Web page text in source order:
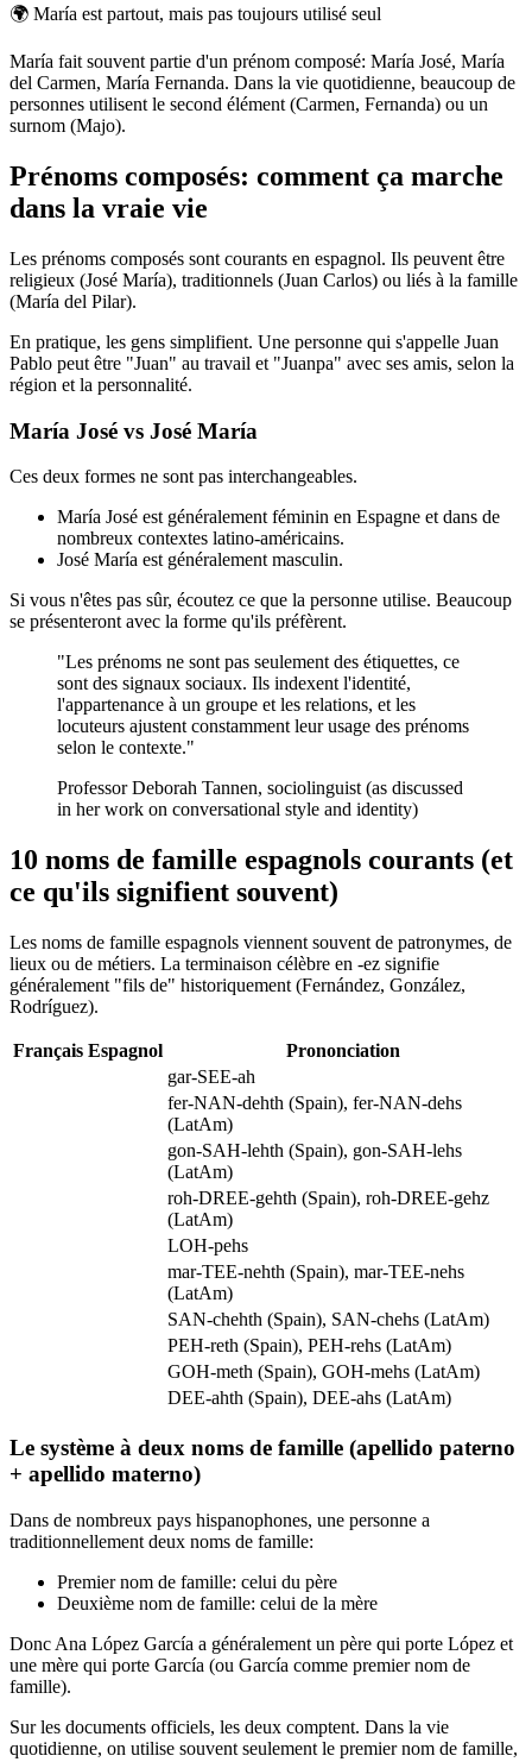
🌍 María est partout, mais pas toujours utilisé seul
María fait souvent partie d'un prénom composé: María José, María
del Carmen, María Fernanda. Dans la vie quotidienne, beaucoup de
personnes utilisent le second élément (Carmen, Fernanda) ou un
surnom (Majo).
Prénoms composés: comment ça marche
dans la vraie vie
Les prénoms composés sont courants en espagnol. Ils peuvent être
religieux (José María), traditionnels (Juan Carlos) ou liés à la famille
(María del Pilar).
En pratique, les gens simplifient. Une personne qui s'appelle Juan
Pablo peut être "Juan" au travail et "Juanpa" avec ses amis, selon la
région et la personnalité.
María José vs José María
Ces deux formes ne sont pas interchangeables.
María José est généralement féminin en Espagne et dans de
nombreux contextes latino-américains.
José María est généralement masculin.
Si vous n'êtes pas sûr, écoutez ce que la personne utilise. Beaucoup
se présenteront avec la forme qu'ils préfèrent.
"Les prénoms ne sont pas seulement des étiquettes, ce
sont des signaux sociaux. Ils indexent l'identité,
l'appartenance à un groupe et les relations, et les
locuteurs ajustent constamment leur usage des prénoms
selon le contexte."
Professor Deborah Tannen, sociolinguist (as discussed
in her work on conversational style and identity)
10 noms de famille espagnols courants (et
ce qu'ils signifient souvent)
Les noms de famille espagnols viennent souvent de patronymes, de
lieux ou de métiers. La terminaison célèbre en -ez signifie
généralement "fils de" historiquement (Fernández, González,
Rodríguez).
Français Espagnol
Prononciation
gar-SEE-ah
fer-NAN-dehth (Spain), fer-NAN-dehs
(LatAm)
gon-SAH-lehth (Spain), gon-SAH-lehs
(LatAm)
roh-DREE-gehth (Spain), roh-DREE-gehz
(LatAm)
LOH-pehs
mar-TEE-nehth (Spain), mar-TEE-nehs
(LatAm)
SAN-chehth (Spain), SAN-chehs (LatAm)
PEH-reth (Spain), PEH-rehs (LatAm)
GOH-meth (Spain), GOH-mehs (LatAm)
DEE-ahth (Spain), DEE-ahs (LatAm)
Le système à deux noms de famille (apellido paterno
+ apellido materno)
Dans de nombreux pays hispanophones, une personne a
traditionnellement deux noms de famille:
Premier nom de famille: celui du père
Deuxième nom de famille: celui de la mère
Donc Ana López García a généralement un père qui porte López et
une mère qui porte García (ou García comme premier nom de
famille).
Sur les documents officiels, les deux comptent. Dans la vie
quotidienne, on utilise souvent seulement le premier nom de famille,